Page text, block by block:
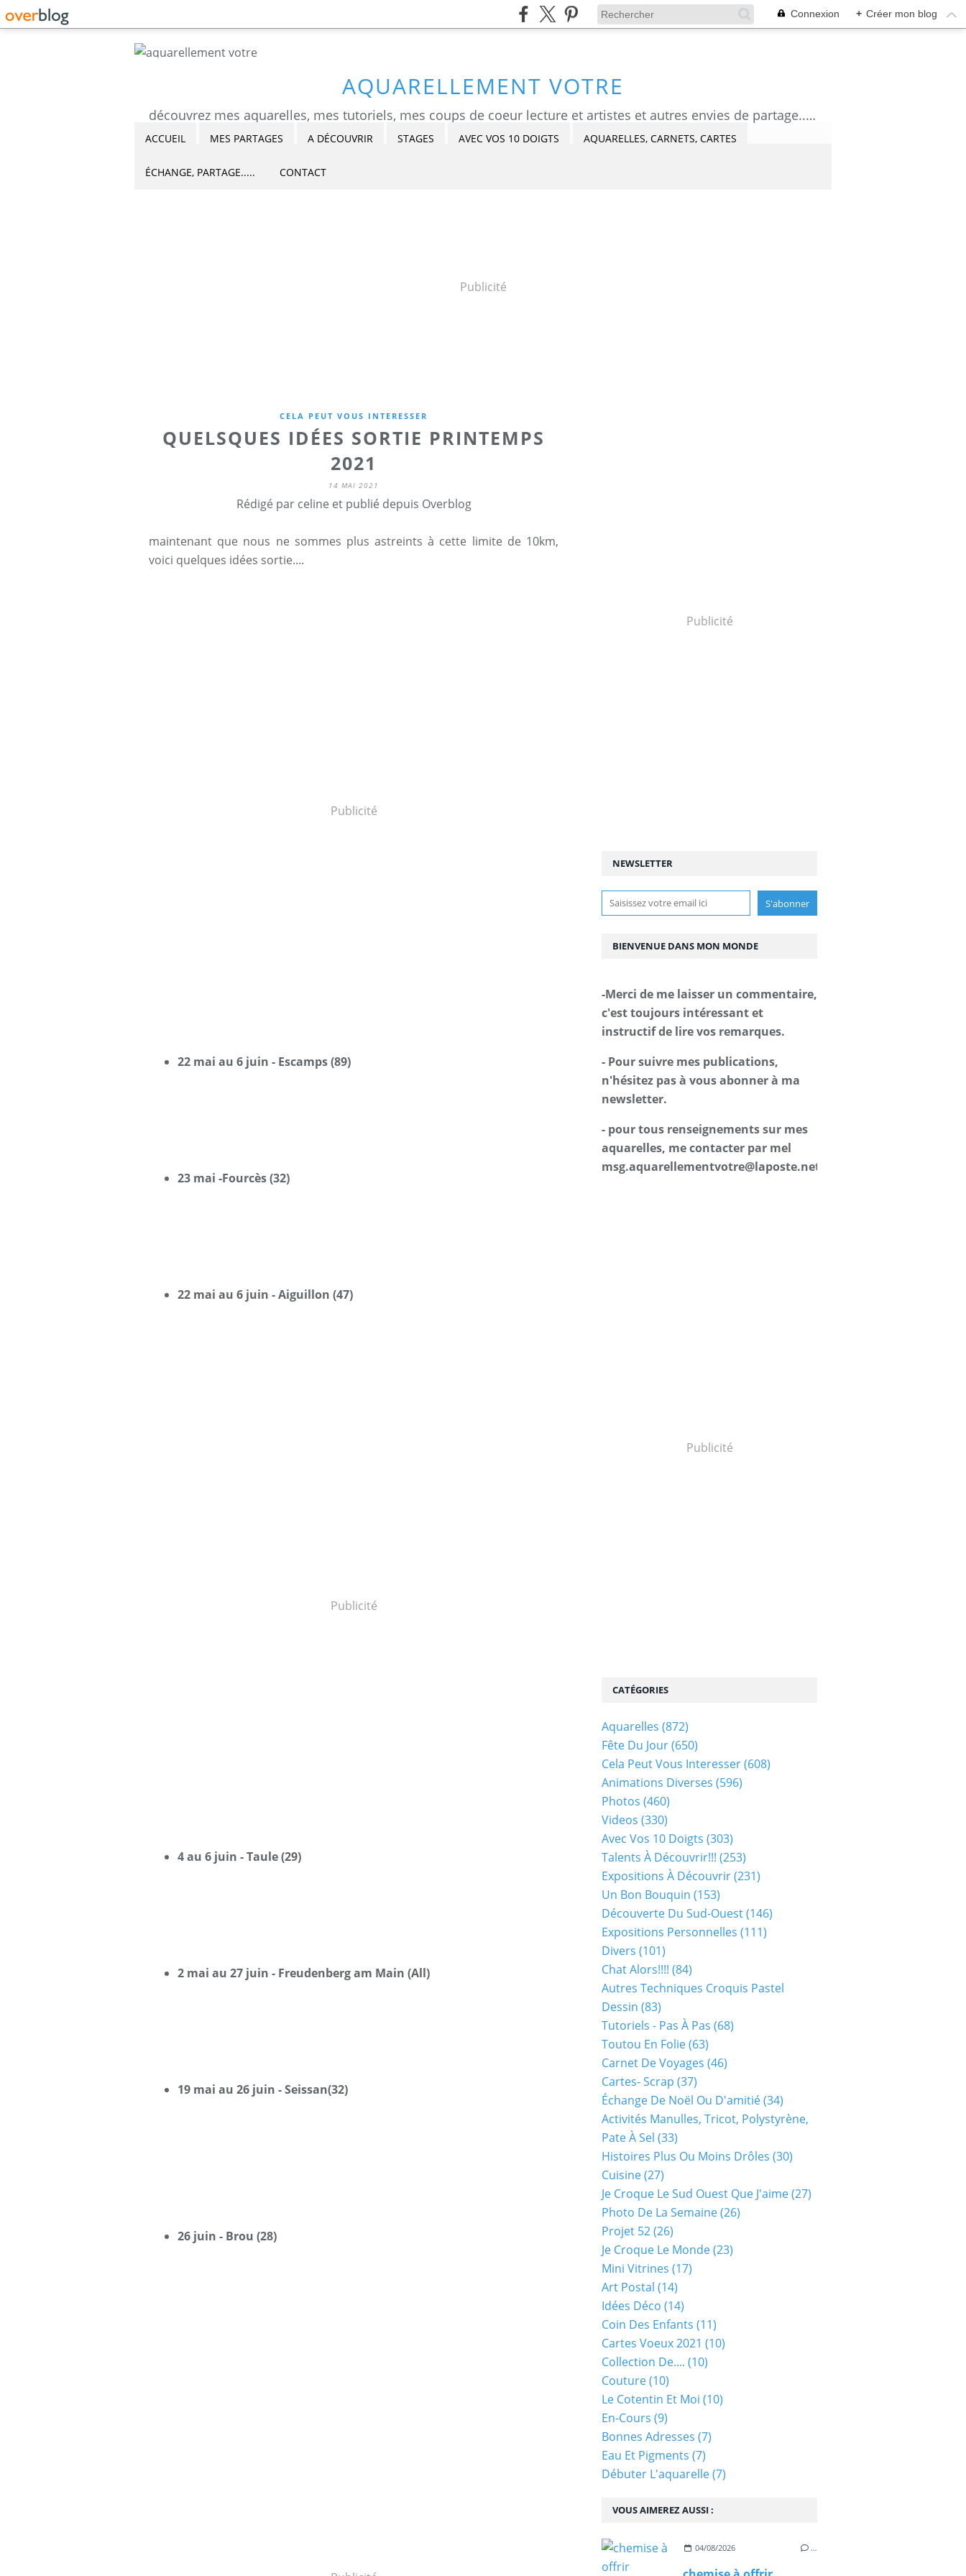
Connexion + Créer mon blog
AQUARELLEMENT VOTRE
découvrez mes aquarelles, mes tutoriels, mes coups de coeur lecture et artistes et autres envies de partage....Céline Castaingt-T.
ACCUEIL MES PARTAGES A DÉCOUVRIR STAGES AVEC VOS 10 DOIGTS AQUARELLES, CARNETS, CARTES
ÉCHANGE, PARTAGE..... CONTACT
Publicité
CELA PEUT VOUS INTERESSER
QUELSQUES IDÉES SORTIE PRINTEMPS
2021
14 MAI 2021
Rédigé par celine et publié depuis Overblog
maintenant que nous ne sommes plus astreints à cette limite de 10km,
voici quelques idées sortie....
Publicité
22 mai au 6 juin - Escamps (89)
23 mai -Fourcès (32)
22 mai au 6 juin - Aiguillon (47)
Publicité
4 au 6 juin - Taule (29)
2 mai au 27 juin - Freudenberg am Main (All)
19 mai au 26 juin - Seissan(32)
26 juin - Brou (28)
Publicité
NEWSLETTER
Publicité
VOUS AIMEREZ AUSSI :
04/08/2026 …
CATÉGORIES
Aquarelles (872)
Fête Du Jour(650)
Cela Peut Vous Interesser(608)
Animations Diverses (596)
Photos (460)
Videos (330)
Avec Vos 10 Doigts (303)
Talents À Découvrir!!! (253)
Expositions À Découvrir(231)
Un Bon Bouquin (153)
Découverte Du Sud-Ouest(146)
Expositions Personnelles (111)
Divers (101)
Chat Alors!!!! (84)
Autres Techniques Croquis Pastel
Dessin (83)
Tutoriels - Pas À Pas (68)
Toutou En Folie(63)
Carnet De Voyages (46)
Cartes- Scrap (37)
Échange De Noël Ou D'amitié(34)
Activités Manulles, Tricot, Polystyrène,
Pate À Sel (33)
Histoires Plus Ou Moins Drôles (30)
Cuisine(27)
Je Croque Le Sud Ouest Que J'aime(27)
Photo De La Semaine(26)
Projet 52(26)
Je Croque Le Monde(23)
Mini Vitrines (17)
Art Postal (14)
Idées Déco (14)
Coin Des Enfants (11)
Cartes Voeux 2021 (10)
Collection De.... (10)
Couture(10)
Le Cotentin Et Moi (10)
En-Cours (9)
Bonnes Adresses (7)
Eau Et Pigments (7)
Débuter L'aquarelle(7)
BIENVENUE DANS MON MONDE
-Merci de me laisser un commentaire,
c'est toujours intéressant et
instructif de lire vos remarques.
- Pour suivre mes publications,
n'hésitez pas à vous abonner à ma
newsletter.
- pour tous renseignements sur mes
aquarelles, me contacter par mel
msg.aquarellementvotre@laposte.net